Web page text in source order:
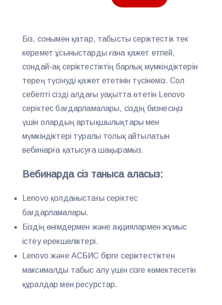
Біз, сонымен қатар, табысты серіктестік тек
керемет ұсыныстарды ғана қажет етпей,
сондай-ақ серіктестіктің барлық мүмкіндіктерін
терең түсінуді қажет ететінін түсінеміз. Сол
себепті сізді алдағы уақытта өтетін Lenovo
серіктес бағдарламалары, сіздің бизнесіңіз
үшін олардың артықшылықтары мен
мүмкіндіктері туралы толық айтылатын
вебинарға қатысуға шақырамыз.
Вебинарда сіз таныса аласыз:
Lenovo қолданыстағы серіктес
бағдарламалары.
Біздің өнімдермен және ақциялармен жұмыс
істеу ерекшеліктері.
Lenovo және АСБИС бірге серіктестіктен
максималды табыс алу үшін сізге көмектесетін
құралдар мен ресурстар.